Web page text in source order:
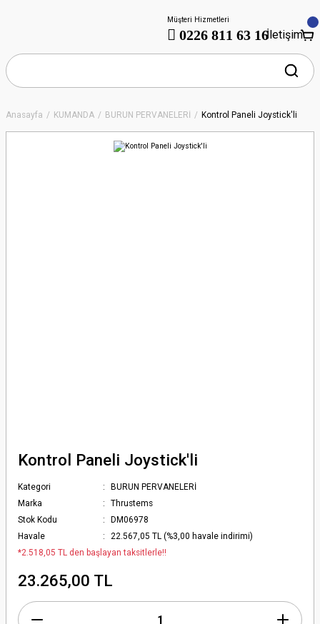
Müşteri Hizmetleri
0226 811 63 16İletişim
Anasayfa KUMANDA BURUN PERVANELERİ Kontrol Paneli Joystick'li
Kontrol Paneli Joystick'li
Kategori
BURUN PERVANELERİ
Marka
Thrustems
Stok Kodu
DM06978
Havale
22.567,05 TL (%3,00 havale indirimi)
*2.518,05 TL den başlayan taksitlerle!!
23.265,00 TL